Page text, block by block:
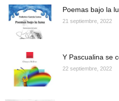
Poemas bajo la
21 septiembre, 2022
Y Pascualina se
22 septiembre, 2022